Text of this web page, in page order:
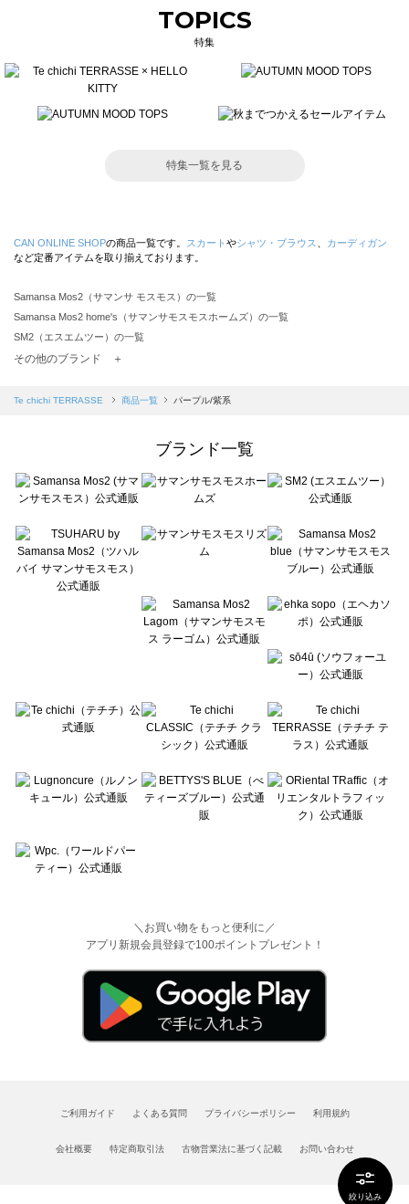
絞り込み
TOPICS
特集
特集一覧を見る
CAN ONLINE SHOPの商品一覧です。 スカート やシャツ・ブラウス
カーディガン
など定番アイテムを取り揃えております。
Samansa Mos2（サマンサ モスモス）の一覧
Samansa Mos2 home's（サマンサモスモスホームズ）の一覧
SM2（エスエムツー）の一覧
TSUHARU by Samansa Mos2（ツハルバイサマンサモスモス）の一覧
Samansa Mos2 blue（サマンサモスモス ブルー）の一覧
Te chichi（テチチ）の一覧
Te chichi CLASSIC（テチチ クラシック）の一覧
Lugnoncure（ルノンキュール）の一覧
BETTY'S BLUE（べティーズブルー）の一覧
Wpc.（ワールドパーティー）の一覧
その他のブランド ＋
Te chichi TERRASSE 商品一覧 パープル/紫系
ブランド一覧
＼お買い物をもっと便利に／
アプリ新規会員登録で100ポイントプレゼント！
ご利用ガイド よくある質問 プライバシーポリシー 利用規約
会社概要 特定商取引法 古物営業法に基づく記載 お問い合わせ